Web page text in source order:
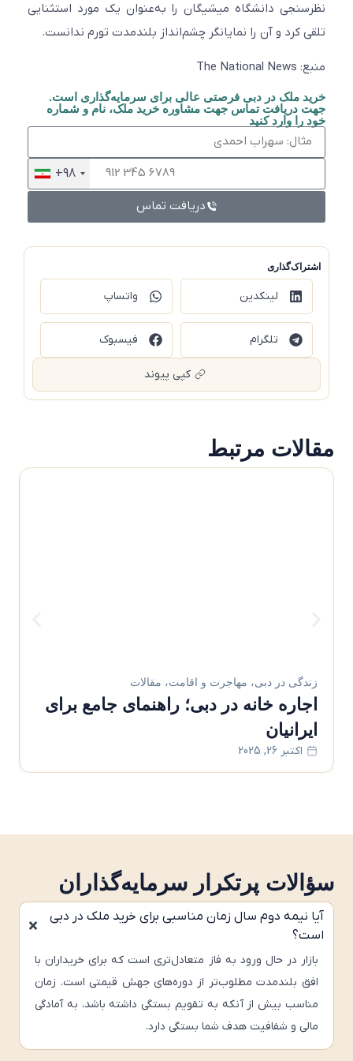
اشتراک‌گذاری
لینکدین واتساپ
تلگرام فیسبوک
کپی پیوند
نظرسنجی دانشگاه میشیگان را به‌عنوان یک مورد استثنایی
تلقی کرد و آن را نمایانگر چشم‌انداز بلندمدت تورم ندانست.
منبع: The National News
خرید ملک در دبی فرصتی عالی برای سرمایه‌گذاری است.
جهت دریافت تماس جهت مشاوره خرید ملک، نام و شماره
خود را وارد کنید
+98
دریافت تماس
مقالات مرتبط
زندگی در دبی،مهاجرت و اقامت،مقالات
اجاره خانه در دبی؛ راهنمای جامع برای
ایرانیان
اکتبر 26, 2025
سؤالات پرتکرار سرمایه‌گذاران
آیا نیمه دوم سال زمان مناسبی برای خرید ملک در دبی
است؟
بازار در حال ورود به فاز متعادل‌تری است که برای خریداران با
افق بلندمدت مطلوب‌تر از دوره‌های جهش قیمتی است. زمان
مناسب بیش از آنکه به تقویم بستگی داشته باشد، به آمادگی
مالی و شفافیت هدف شما بستگی دارد.